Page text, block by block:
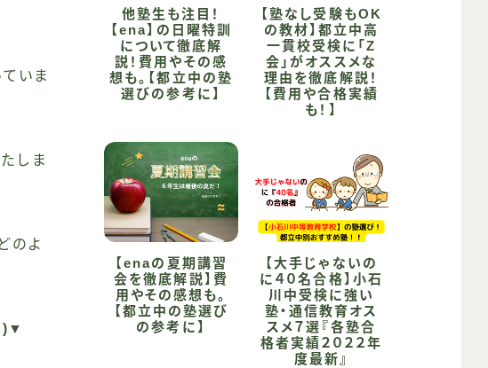
いま
しま
のよ
)▼
他塾生も注目！
【ena】の日曜特訓
について徹底解
説！費用やその感
想も。【都立中の塾
選びの参考に】
【塾なし受験もOK
の教材】都立中高
一貫校受検に「Z
会」がオススメな
理由を徹底解説！
【費用や合格実績
も！】
【enaの夏期講習
会を徹底解説】費
用やその感想も。
【都立中の塾選び
の参考に】
【大手じゃないの
に４０名合格】小石
川中受検に強い
塾・通信教育オス
スメ７選『各塾合
格者実績２０２２年
度最新』